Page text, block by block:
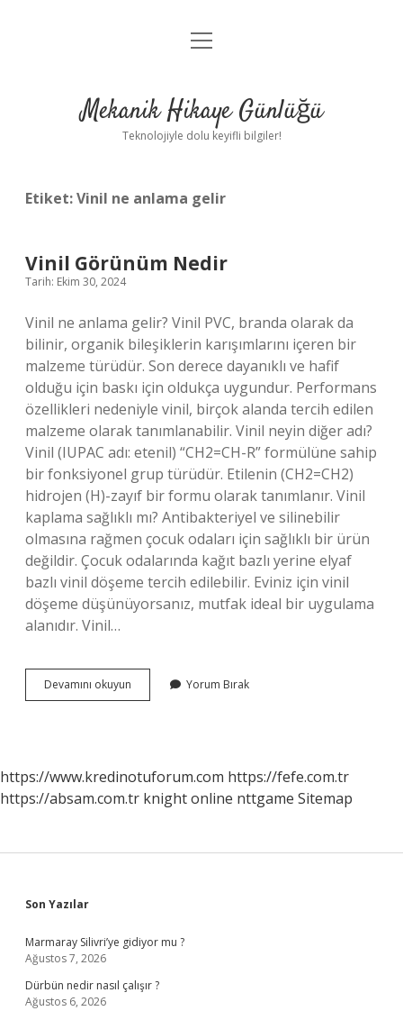
Anasayfa
Yasal Uyarı
menüyü
Mekanik Hikaye Günlüğü
Teknolojiyle dolu keyifli bilgiler!
Etiket:Vinil ne anlama gelir
Vinil Görünüm Nedir
Tarih: Ekim 30, 2024
Vinil ne anlama gelir? Vinil PVC, branda olarak da
bilinir, organik bileşiklerin karışımlarını içeren bir
malzeme türüdür. Son derece dayanıklı ve hafif
olduğu için baskı için oldukça uygundur. Performans
özellikleri nedeniyle vinil, birçok alanda tercih edilen
malzeme olarak tanımlanabilir. Vinil neyin diğer adı?
Vinil (IUPAC adı: etenil) “CH2=CH-R” formülüne sahip
bir fonksiyonel grup türüdür. Etilenin (CH2=CH2)
hidrojen (H)-zayıf bir formu olarak tanımlanır. Vinil
kaplama sağlıklı mı? Antibakteriyel ve silinebilir
olmasına rağmen çocuk odaları için sağlıklı bir ürün
değildir. Çocuk odalarında kağıt bazlı yerine elyaf
bazlı vinil döşeme tercih edilebilir. Eviniz için vinil
döşeme düşünüyorsanız, mutfak ideal bir uygulama
alanıdır. Vinil…
Devamını okuyun
Görünüm
Yorum Bırak
https://www.kredinotuforum.com https://fefe.com.tr
https://absam.com.tr knight online nttgame Sitemap
Sidebar
Son Yazılar
Marmaray Silivri’ye gidiyor mu ?
Ağustos 7, 2026
Dürbün nedir nasıl çalışır ?
Ağustos 6, 2026